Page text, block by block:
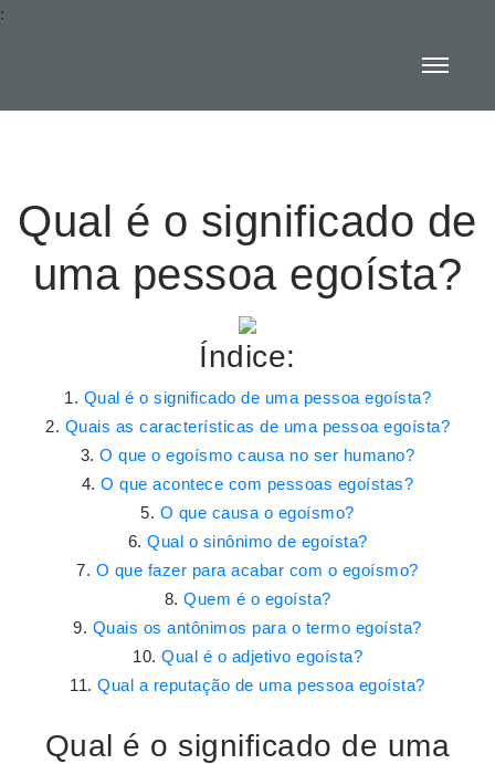
:
Qual é o significado de
uma pessoa egoísta?
Índice:
Qual é o significado de uma pessoa egoísta?
Quais as características de uma pessoa egoísta?
O que o egoísmo causa no ser humano?
O que acontece com pessoas egoístas?
O que causa o egoísmo?
Qual o sinônimo de egoísta?
O que fazer para acabar com o egoísmo?
Quem é o egoísta?
Quais os antônimos para o termo egoísta?
Qual é o adjetivo egoísta?
Qual a reputação de uma pessoa egoísta?
Qual é o significado de uma